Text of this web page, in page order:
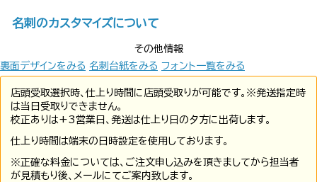
名刺のカスタマイズについて
その他情報
裏面デザインをみる 名刺台紙をみる フォント一覧をみる
店頭受取選択時、仕上り時間に店頭受取りが可能です。※発送指定時
は当日受取りできません。
校正ありは+3営業日、発送は仕上り日の夕方に出荷します。
仕上り時間は端末の日時設定を使用しております。
※正確な料金については、ご注文申し込みを頂きましてから担当者
が見積もり後、メールにてご案内致します。